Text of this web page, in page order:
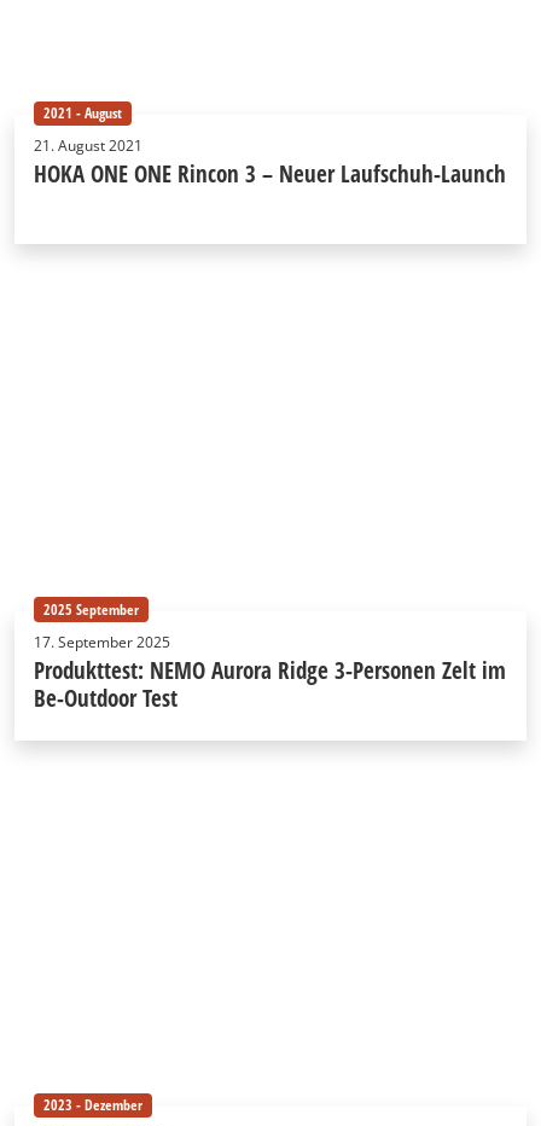
2021 - August
21. August 2021
HOKA ONE ONE Rincon 3 – Neuer Laufschuh-Launch
2025 September
17. September 2025
Produkttest: NEMO Aurora Ridge 3-Personen Zelt im
Be-Outdoor Test
2023 - Dezember